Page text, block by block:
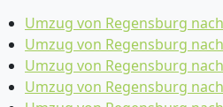
Umzug von Regensburg
Umzug von Regensburg
Umzug von Regensburg
Umzug von Regensburg